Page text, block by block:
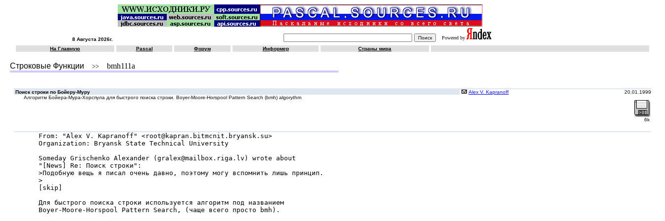
8 Августа 2026г.
Powered by
На Главную
Pascal Форум Информер Страны мира
Строковые Функции >> bmh111a
Поиск строки по Бойеру-Муру Alex V. Kapranoff
20.01.1999
Алгоритм Бойера-Мура-Хорспула для быстрого поиска строки. Boyer-Moore-Horspool Pattern Search (bmh) algorythm
6k
From: "Alex V. Kapranoff" <root@kapran.bitmcnit.bryansk.su>
Organization: Bryansk State Technical University
Someday Grischenko Alexander (gralex@mailbox.riga.lv) wrote about
"[News] Re: Поиск строки":
>Подобную вещь я писал очень давно, поэтому могу вспомнить лишь принцип.
>
[skip]
Для быстрого поиска строки используется алгоритм под названием
Boyer-Moore-Horspool Pattern Search, (чаще всего просто bmh).